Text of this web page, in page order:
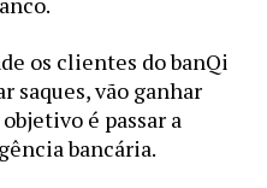
os clientes do banQi
saques, vão ganhar
é passar a
bancária.